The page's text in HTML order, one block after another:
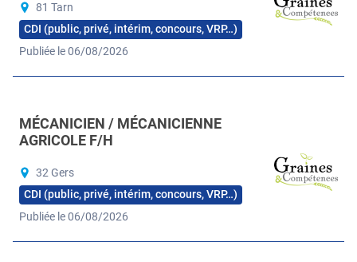
81 Tarn
CDI (public, privé, intérim, concours, VRP…)
Publiée le 06/08/2026
MÉCANICIEN / MÉCANICIENNE
AGRICOLE F/H
32 Gers
CDI (public, privé, intérim, concours, VRP…)
Publiée le 06/08/2026